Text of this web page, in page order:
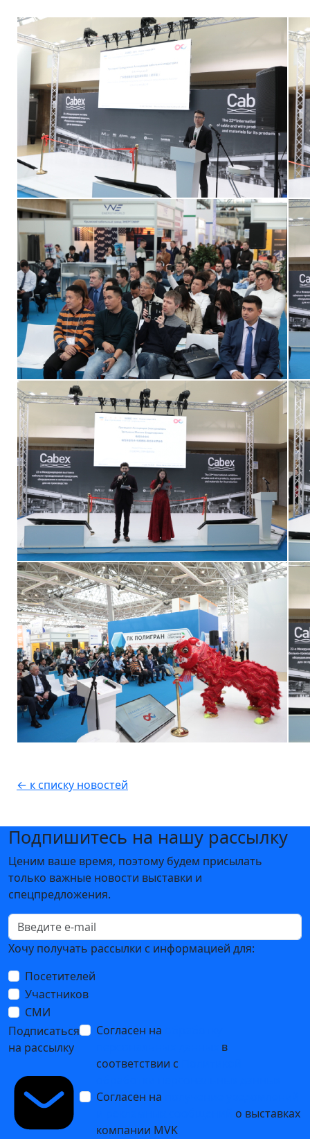
← к списку новостей
Подпишитесь на нашу рассылку
Ценим ваше время, поэтому будем присылать
только важные новости выставки и
спецпредложения.
Хочу получать рассылки с информацией для:
Посетителей
Участников
СМИ
Подписаться
на рассылку
Согласен на
в
соответствии с
Согласен на
о выставках
компании MVK